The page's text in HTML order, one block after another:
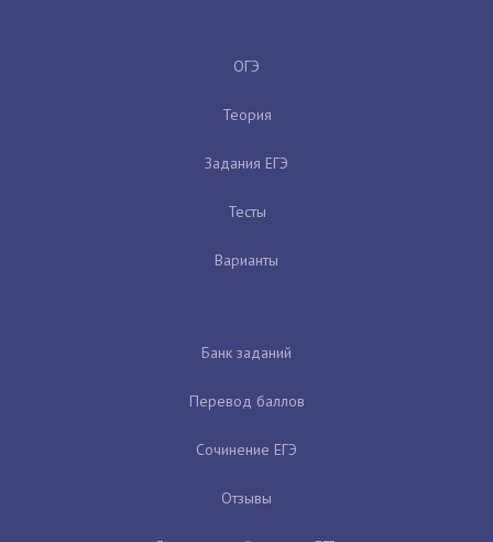
ОГЭ
Теория
Задания ЕГЭ
Тесты
Варианты
Банк заданий
Перевод баллов
Сочинение ЕГЭ
Отзывы